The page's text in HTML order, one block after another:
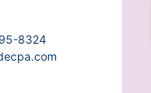
8324